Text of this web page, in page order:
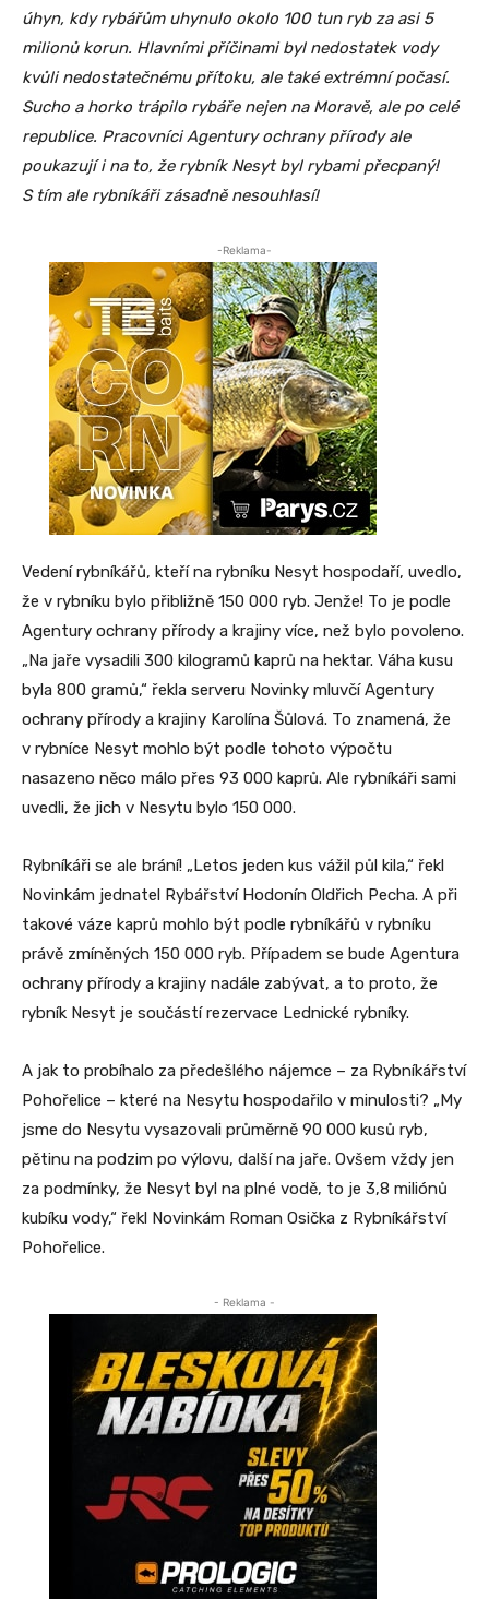
úhyn, kdy rybářům uhynulo okolo 100 tun ryb za asi 5
milionů korun. Hlavními příčinami byl nedostatek vody
kvůli nedostatečnému přítoku, ale také extrémní počasí.
Sucho a horko trápilo rybáře nejen na Moravě, ale po celé
republice. Pracovníci Agentury ochrany přírody ale
poukazují i na to, že rybník Nesyt byl rybami přecpaný!
S tím ale rybníkáři zásadně nesouhlasí!
-Reklama-
Vedení rybníkářů, kteří na rybníku Nesyt hospodaří, uvedlo,
že v rybníku bylo přibližně 150 000 ryb. Jenže! To je podle
Agentury ochrany přírody a krajiny více, než bylo povoleno.
„Na jaře vysadili 300 kilogramů kaprů na hektar. Váha kusu
byla 800 gramů,“ řekla serveru Novinky mluvčí Agentury
ochrany přírody a krajiny Karolína Šůlová. To znamená, že
v rybníce Nesyt mohlo být podle tohoto výpočtu
nasazeno něco málo přes 93 000 kaprů. Ale rybníkáři sami
uvedli, že jich v Nesytu bylo 150 000.
Rybníkáři se ale brání! „Letos jeden kus vážil půl kila,“ řekl
Novinkám jednatel Rybářství Hodonín Oldřich Pecha. A při
takové váze kaprů mohlo být podle rybníkářů v rybníku
právě zmíněných 150 000 ryb. Případem se bude Agentura
ochrany přírody a krajiny nadále zabývat, a to proto, že
rybník Nesyt je součástí rezervace Lednické rybníky.
A jak to probíhalo za předešlého nájemce – za Rybníkářství
Pohořelice – které na Nesytu hospodařilo v minulosti? „My
jsme do Nesytu vysazovali průměrně 90 000 kusů ryb,
pětinu na podzim po výlovu, další na jaře. Ovšem vždy jen
za podmínky, že Nesyt byl na plné vodě, to je 3,8 miliónů
kubíku vody,“ řekl Novinkám Roman Osička z Rybníkářství
Pohořelice.
- Reklama -